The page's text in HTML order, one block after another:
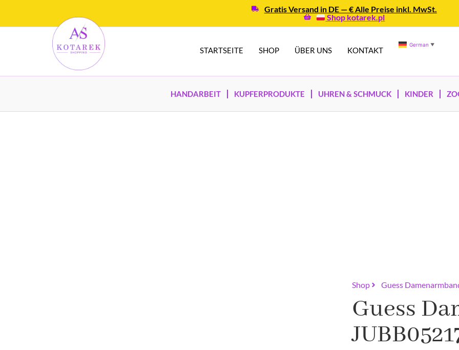
Gratis Versand in DE — € Alle Preise inkl. MwSt.
Shop kotarek.pl
STARTSEITE SHOP ÜBER UNS KONTAKT
German ▼
HANDARBEIT KUPFERPRODUKTE UHREN & SCHMUCK KINDER
Shop Guess
Guess